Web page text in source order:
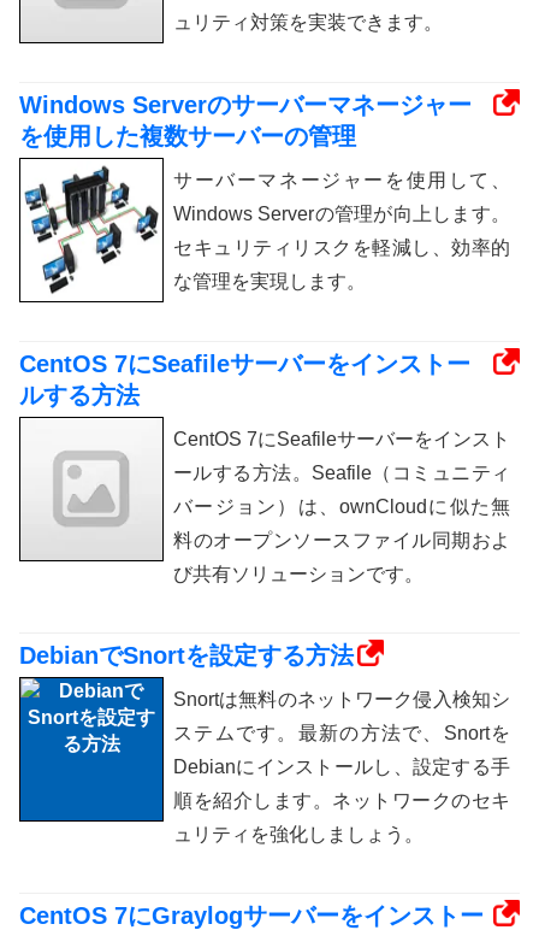
ュリティ対策を実装できます。
Windows Serverのサーバーマネージャー
を使用した複数サーバーの管理
サーバーマネージャーを使用して、
Windows Serverの管理が向上します。
セキュリティリスクを軽減し、効率的
な管理を実現します。
CentOS 7にSeafileサーバーをインストー
ルする方法
CentOS 7にSeafileサーバーをインスト
ールする方法。Seafile（コミュニティ
バージョン）は、ownCloudに似た無
料のオープンソースファイル同期およ
び共有ソリューションです。
DebianでSnortを設定する方法
Snortは無料のネットワーク侵入検知シ
ステムです。最新の方法で、Snortを
Debianにインストールし、設定する手
順を紹介します。ネットワークのセキ
ュリティを強化しましょう。
CentOS 7にGraylogサーバーをインストー